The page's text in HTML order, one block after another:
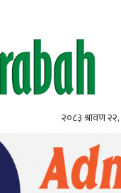
२०८३ श्रावण २२,